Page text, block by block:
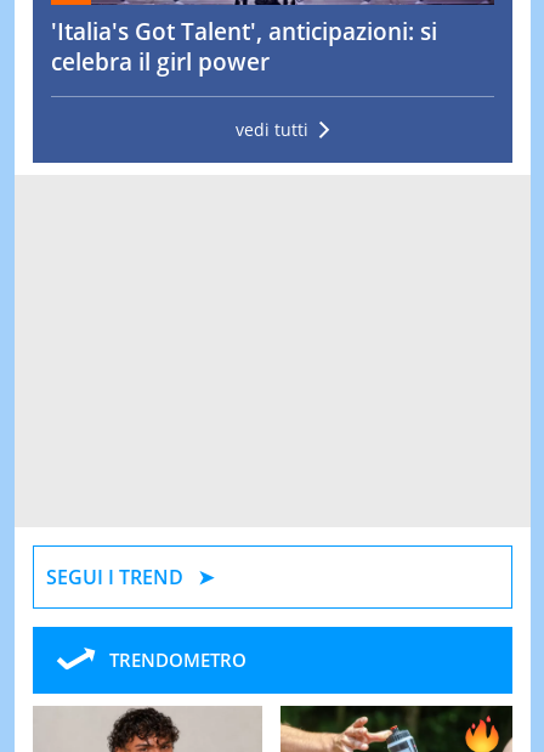
'Italia's Got Talent', anticipazioni: si
celebra il girl power
vedi tutti
SEGUI I TREND
TRENDOMETRO